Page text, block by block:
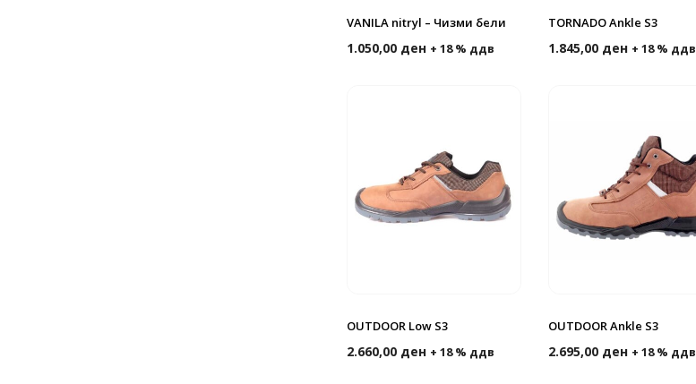
VANILA nitryl – Чизми бели
1.050,00 ден + 18 % ддв
TORNADO Ankle S3
1.845,00 ден + 18 % ддв
OUTDOOR Low S3
2.660,00 ден + 18 % ддв
OUTDOOR Ankle S3
2.695,00 ден + 18 % ддв